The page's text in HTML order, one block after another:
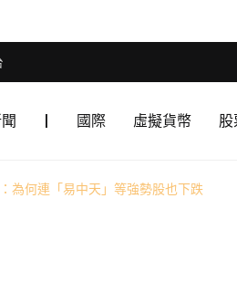
| 國際 虛擬貨幣 股
為何連「易中天」等強勢股也下跌